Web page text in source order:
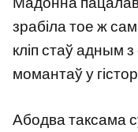
зрабіла тое ж
кліп стаў адным
момантаў у
Абодва таксама